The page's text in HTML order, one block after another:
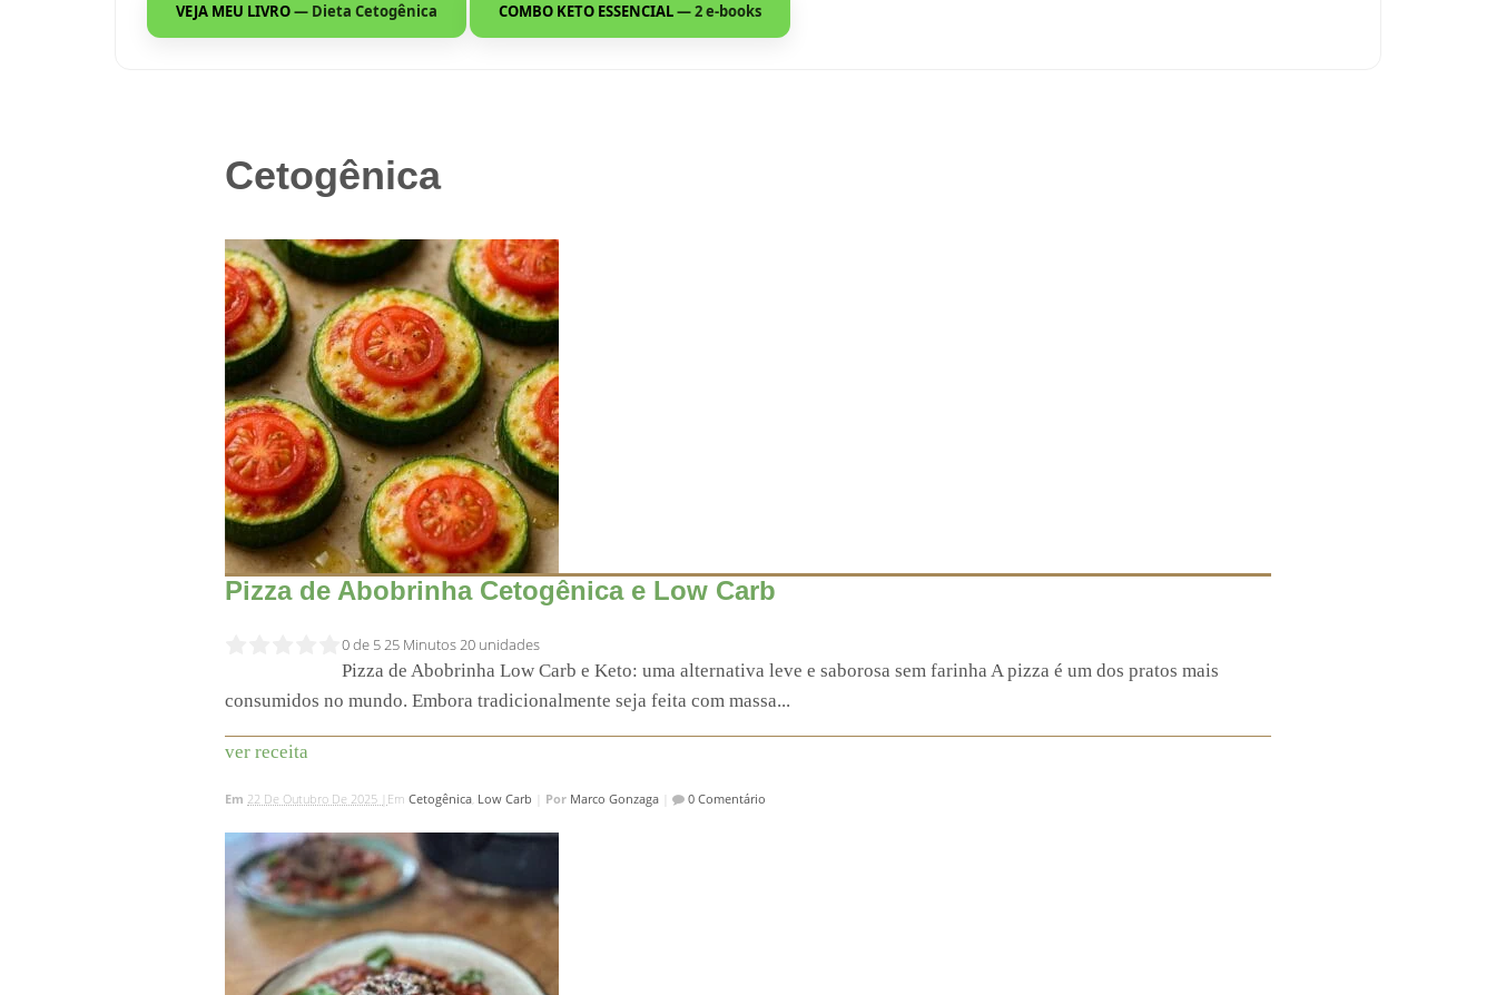
VEJA MEU LIVRO— Dieta Cetogênica COMBO KETO ESSENCIAL— 2 e-books
Cetogênica
Pizza de Abobrinha Cetogênica e Low Carb
0 de 525 Minutos20 unidades
Pizza de Abobrinha Low Carb e Keto: uma alternativa leve e saborosa sem farinha A pizza é um dos pratos mais
consumidos no mundo. Embora tradicionalmente seja feita com massa...
ver receita
Em 22 De Outubro De 2025 | Em Cetogênica, Low Carb Por Marco Gonzaga 0 Comentário